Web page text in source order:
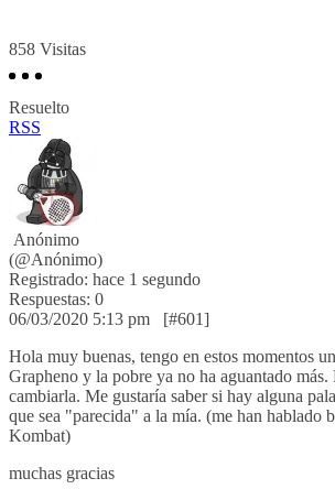
858 Visitas
Resuelto
RSS
Anónimo
(@Anónimo)
Registrado: hace 1 segundo
Respuestas: 0
06/03/2020 5:13 pm
[#601]
Hola muy buenas, tengo en estos momentos
Grapheno y la pobre ya no ha aguantado más.
cambiarla. Me gustaría saber si hay alguna
que sea "parecida" a la mía. (me han hablado
Kombat)
muchas gracias